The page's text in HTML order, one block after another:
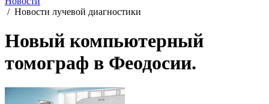
/ Новости лучевой диагностики
Новый компьютерный
томограф в Феодосии.